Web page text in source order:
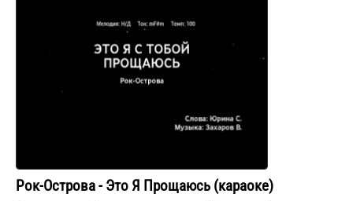
Рок-Острова - Это Я Прощаюсь (караоке)